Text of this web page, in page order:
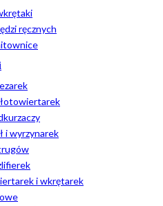
ręcznych
i wyrzynarek
i wkrętarek